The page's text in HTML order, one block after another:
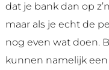
dat je bank dan op
maar als je echt de
nog even wat doen.
kunnen namelijk